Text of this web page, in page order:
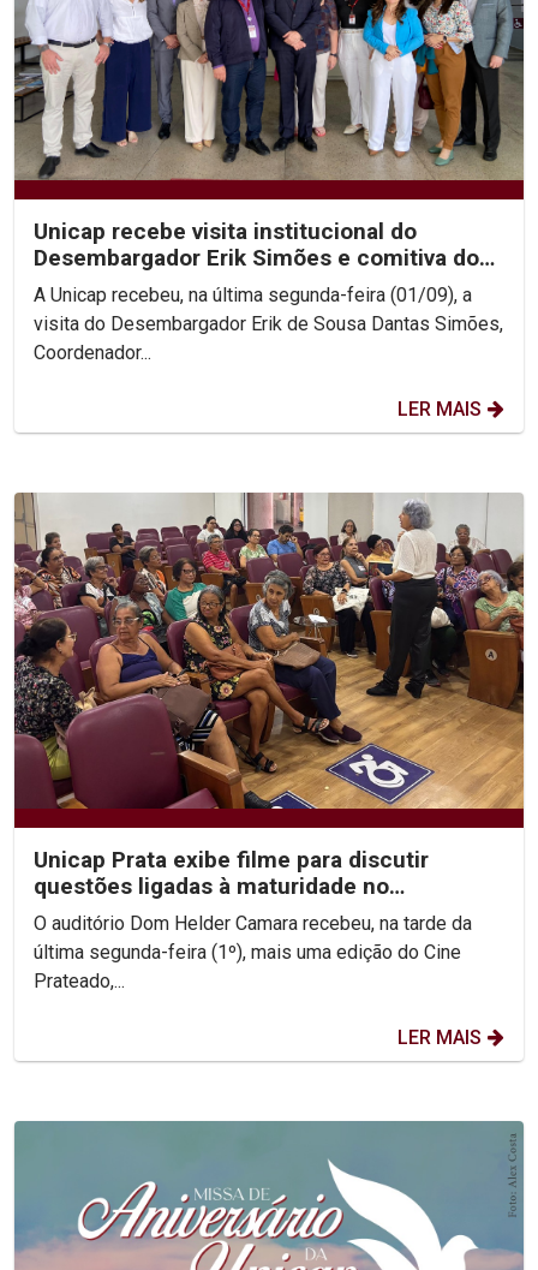
Unicap recebe visita institucional do
Desembargador Erik Simões e comitiva do
TJPE
A Unicap recebeu, na última segunda-feira (01/09), a
visita do Desembargador Erik de Sousa Dantas Simões,
Coordenador...
LER MAIS
Unicap Prata exibe filme para discutir
questões ligadas à maturidade no
casamento
O auditório Dom Helder Camara recebeu, na tarde da
última segunda-feira (1º), mais uma edição do Cine
Prateado,...
LER MAIS